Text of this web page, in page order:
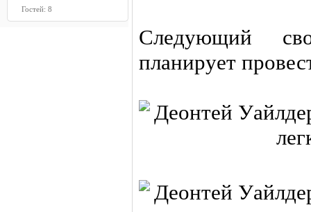
Гостей: 8
Следующий
планирует